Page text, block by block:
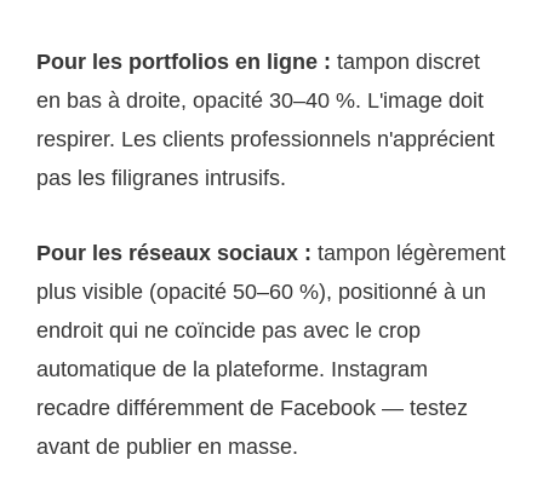
Pour les portfolios en ligne : tampon discret
en bas à droite, opacité 30–40 %. L'image doit
respirer. Les clients professionnels n'apprécient
pas les filigranes intrusifs.
Pour les réseaux sociaux : tampon légèrement
plus visible (opacité 50–60 %), positionné à un
endroit qui ne coïncide pas avec le crop
automatique de la plateforme. Instagram
recadre différemment de Facebook — testez
avant de publier en masse.